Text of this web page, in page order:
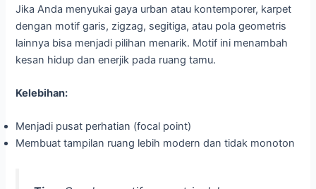
Jika Anda menyukai gaya urban atau kontemporer, karpet
dengan motif garis, zigzag, segitiga, atau pola geometris
lainnya bisa menjadi pilihan menarik. Motif ini menambah
kesan hidup dan enerjik pada ruang tamu.
Kelebihan:
Menjadi pusat perhatian (focal point)
Membuat tampilan ruang lebih modern dan tidak monoton